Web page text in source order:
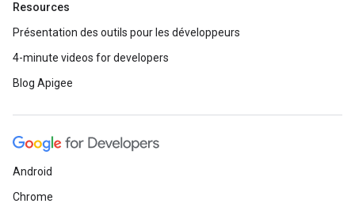
Resources
Présentation des outils pour les développeurs
4-minute videos for developers
Blog Apigee
Android
Chrome